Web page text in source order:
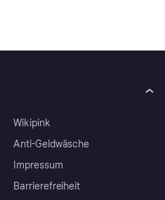
Wikipink
Anti-Geldwäsche
Impressum
Barrierefreiheit